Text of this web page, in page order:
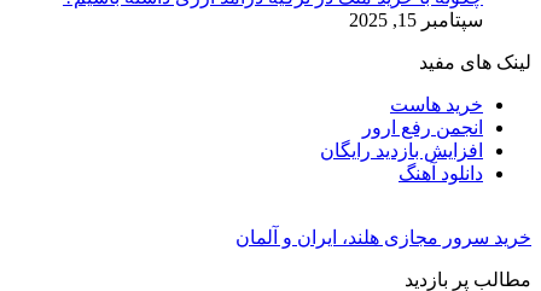
سپتامبر 15, 2025
لینک های مفید
خرید هاست
انجمن رفع ارور
افزایش بازدید رایگان
دانلود آهنگ
خرید سرور مجازی هلند، ایران و آلمان
مطالب پر بازدید